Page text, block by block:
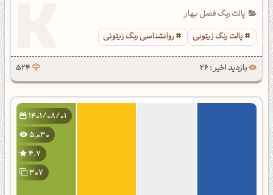
پالت رنگ فصل بهار
پالت رنگ زیتونی
روانشناسی رنگ زیتونی
بازدید اخیر : 26 524
1401/08/01
5,030
4.7
307